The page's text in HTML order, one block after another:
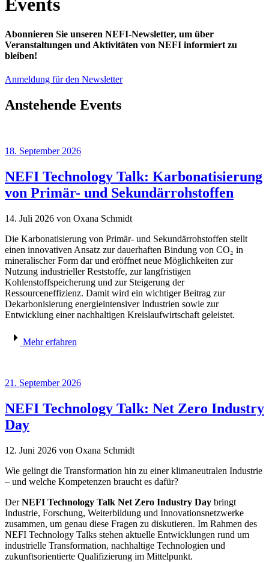
Events
Abonnieren Sie unseren NEFI-Newsletter, um über
Veranstaltungen und Aktivitäten von NEFI informiert zu
bleiben!
Anmeldung für den Newsletter
Anstehende Events
18. September 2026
NEFI Technology Talk: Karbonatisierung
von Primär- und Sekundärrohstoffen
14. Juli 2026 von Oxana Schmidt
Die Karbonatisierung von Primär- und Sekundärrohstoffen stellt
einen innovativen Ansatz zur dauerhaften Bindung von CO₂ in
mineralischer Form dar und eröffnet neue Möglichkeiten zur
Nutzung industrieller Reststoffe, zur langfristigen
Kohlenstoffspeicherung und zur Steigerung der
Ressourceneffizienz. Damit wird ein wichtiger Beitrag zur
Dekarbonisierung energieintensiver Industrien sowie zur
Entwicklung einer nachhaltigen Kreislaufwirtschaft geleistet.
Mehr erfahren
21. September 2026
NEFI Technology Talk: Net Zero Industry
Day
12. Juni 2026 von Oxana Schmidt
Wie gelingt die Transformation hin zu einer klimaneutralen Industrie
– und welche Kompetenzen braucht es dafür?
DerNEFI Technology Talk Net Zero Industry Day bringt
Industrie, Forschung, Weiterbildung und Innovationsnetzwerke
zusammen, um genau diese Fragen zu diskutieren. Im Rahmen des
NEFI Technology Talks stehen aktuelle Entwicklungen rund um
industrielle Transformation, nachhaltige Technologien und
zukunftsorientierte Qualifizierung im Mittelpunkt.